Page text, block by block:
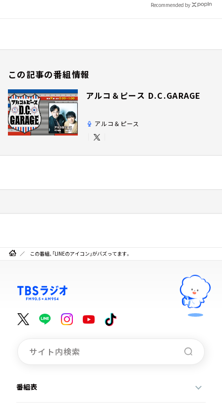
Recommended by
この記事の番組情報
アルコ＆ピース D.C.GARAGE
アルコ＆ピース
この番組、「LINEのアイコン」がバズってます。
番組表